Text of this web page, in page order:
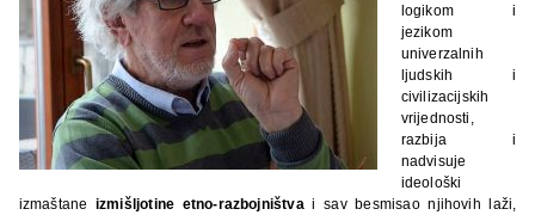
logikom i
jezikom
univerzalnih
ljudskih i
civilizacijskih
vrijednosti,
razbija i
nadvisuje
ideološki
izmaštane izmišljotine etno-razbojništvai sav besmisao njihovih laži,